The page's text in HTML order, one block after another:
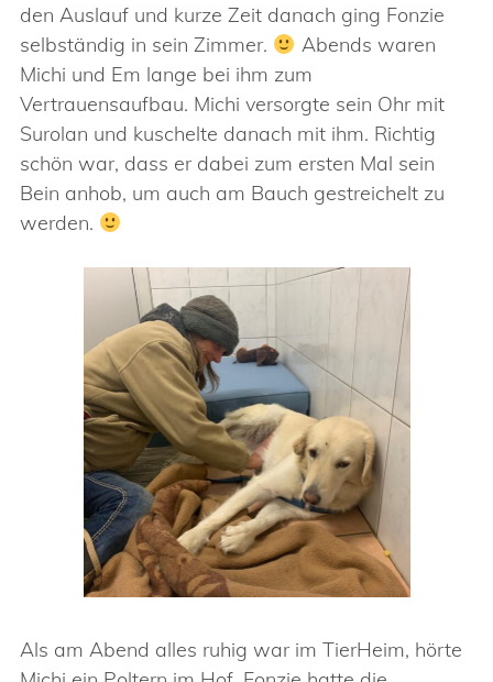
den Auslauf und kurze Zeit danach ging Fonzie
selbständig in sein Zimmer.
Abends waren
Michi und Em lange bei ihm zum
Vertrauensaufbau. Michi versorgte sein Ohr mit
Surolan und kuschelte danach mit ihm. Richtig
schön war, dass er dabei zum ersten Mal sein
Bein anhob, um auch am Bauch gestreichelt zu
werden.
Als am Abend alles ruhig war im TierHeim, hörte